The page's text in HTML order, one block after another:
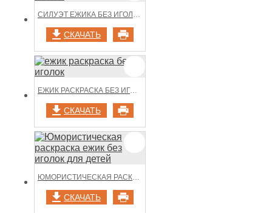
СИЛУЭТ ЕЖИКА БЕЗ ИГОЛОК
СКАЧАТЬ
ЕЖИК РАСКРАСКА БЕЗ ИГОЛОК
СКАЧАТЬ
ЮМОРИСТИЧЕСКАЯ РАСКРАСКА ЕЖИК БЕЗ ИГОЛОК ДЛЯ ДЕТЕЙ
СКАЧАТЬ